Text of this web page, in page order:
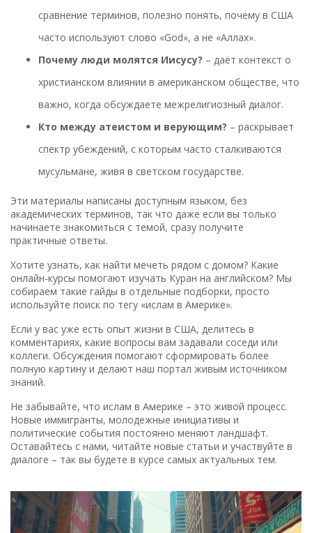
сравнение терминов, полезно понять, почему в США
часто используют слово «God», а не «Аллах».
Почему люди молятся Иисусу? – даёт контекст о
христианском влиянии в американском обществе, что
важно, когда обсуждаете межрелигиозный диалог.
Кто между атеистом и верующим? – раскрывает
спектр убеждений, с которым часто сталкиваются
мусульмане, живя в светском государстве.
Эти материалы написаны доступным языком, без
академических терминов, так что даже если вы только
начинаете знакомиться с темой, сразу получите
практичные ответы.
Хотите узнать, как найти мечеть рядом с домом? Какие
онлайн‑курсы помогают изучать Куран на английском? Мы
собираем такие гайды в отдельные подборки, просто
используйте поиск по тегу «ислам в Америке».
Если у вас уже есть опыт жизни в США, делитесь в
комментариях, какие вопросы вам задавали соседи или
коллеги. Обсуждения помогают сформировать более
полную картину и делают наш портал живым источником
знаний.
Не забывайте, что ислам в Америке – это живой процесс.
Новые иммигранты, молодежные инициативы и
политические события постоянно меняют ландшафт.
Оставайтесь с нами, читайте новые статьи и участвуйте в
диалоге – так вы будете в курсе самых актуальных тем.